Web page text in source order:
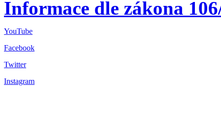
Informace dle zákona
YouTube
Facebook
Twitter
Instagram